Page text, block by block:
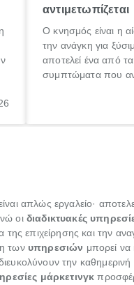
αντιμετωπίζεται
Ο κνησμός είναι η
την ανάγκη για
αποτελεί ένα από
συμπτώματα που
πληροφορίες για το
απλώς εργαλείο·
οι διαδικτυακές
της επιχείρησης και την
των υπηρεσιών μπορεί να
την
μάρκετινγκ